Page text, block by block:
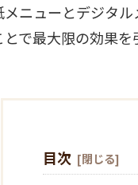
メニューとデジタ
で最大限の効果を
目次